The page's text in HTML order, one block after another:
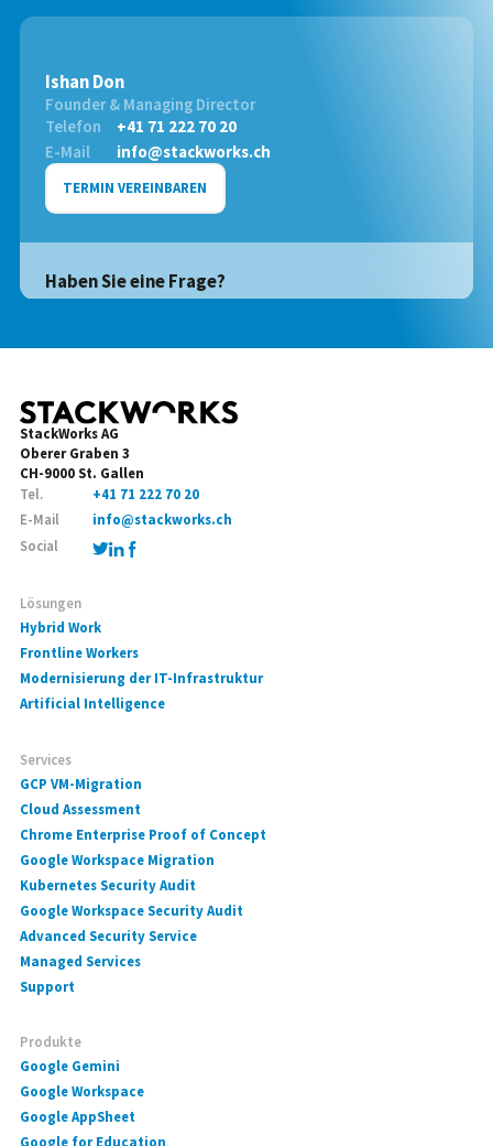
Ishan Don
Founder & Managing Director
Telefon
+41 71 222 70 20
E-Mail
info@stackworks.ch
TERMIN VEREINBAREN
Haben Sie eine Frage?
StackWorks AG
Oberer Graben 3
CH-9000 St. Gallen
Tel.
+41 71 222 70 20
E-Mail
info@stackworks.ch
Social
Lösungen
Hybrid Work
Frontline Workers
Modernisierung der IT-Infrastruktur
Artificial Intelligence
Services
GCP VM-Migration
Cloud Assessment
Chrome Enterprise Proof of Concept
Google Workspace Migration
Kubernetes Security Audit
Google Workspace Security Audit
Advanced Security Service
Managed Services
Support
Produkte
Google Gemini
Google Workspace
Google AppSheet